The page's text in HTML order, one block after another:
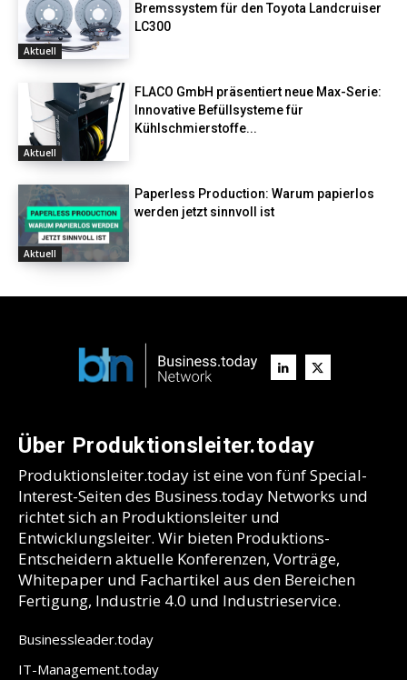
Aktuell
Bremssystem für den Toyota Landcruiser
LC300
Aktuell
FLACO GmbH präsentiert neue Max-Serie:
Innovative Befüllsysteme für
Kühlschmierstoffe...
Aktuell
Paperless Production: Warum papierlos
werden jetzt sinnvoll ist
Über Produktionsleiter.today
Produktionsleiter.today ist eine von fünf Special-
Interest-Seiten des Business.today Networks und
richtet sich an Produktionsleiter und
Entwicklungsleiter. Wir bieten Produktions-
Entscheidern aktuelle Konferenzen, Vorträge,
Whitepaper und Fachartikel aus den Bereichen
Fertigung, Industrie 4.0 und Industrieservice.
Businessleader.today
IT-Management.today